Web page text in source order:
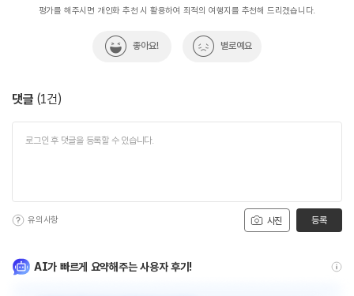
평가를 해주시면 개인화 추천 시 활용하여 최적의 여행지를 추천해 드리겠습니다.
좋아요! 별로예요
댓글 (1건)
사진
유의사항 등록
AI가 빠르게 요약해주는 사용자 후기!